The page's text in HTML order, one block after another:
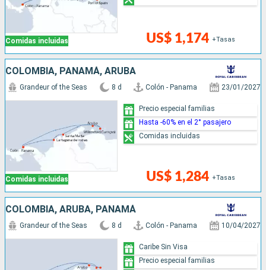
Comidas incluidas US$ 1,174 +Tasas
COLOMBIA, PANAMÁ, ARUBA
Comidas incluidas
Grandeur of the Seas 8 d Colón - Panama 23/01/2027
US$ 1,284 +Tasas
Precio especial familias
Hasta -60% en el 2° pasajero
Comidas incluidas
COLOMBIA, ARUBA, PANAMÁ
Grandeur of the Seas 8 d Colón - Panama 10/04/2027
Caribe Sin Visa
Precio especial familias